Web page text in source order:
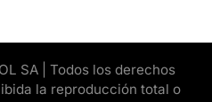
SA | Todos los derechos
la reproducción total o